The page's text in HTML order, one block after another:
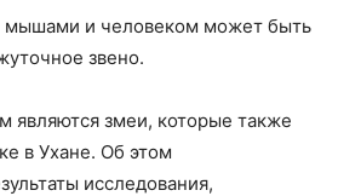
и человеком может быть
звено.
являются змеи, которые также
в Ухане. Об этом
исследования,